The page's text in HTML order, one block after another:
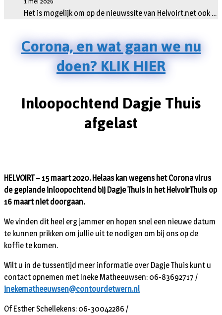
Het is mogelijk om op de nieuwssite van Helvoirt.net ook …
Corona, en wat gaan we nu
doen? KLIK HIER
Inloopochtend Dagje Thuis
afgelast
HELVOIRT – 15 maart 2020. Helaas kan wegens het Corona virus
de geplande inloopochtend bij Dagje Thuis in het HelvoirThuis op
16 maart niet doorgaan.
We vinden dit heel erg jammer en hopen snel een nieuwe datum
te kunnen prikken om jullie uit te nodigen om bij ons op de
koffie te komen.
Wilt u in de tussentijd meer informatie over Dagje Thuis kunt u
contact opnemen met Ineke Matheeuwsen: 06-83692717 /
inekematheeuwsen@contourdetwern.nl
Of Esther Schellekens: 06-30042286 /